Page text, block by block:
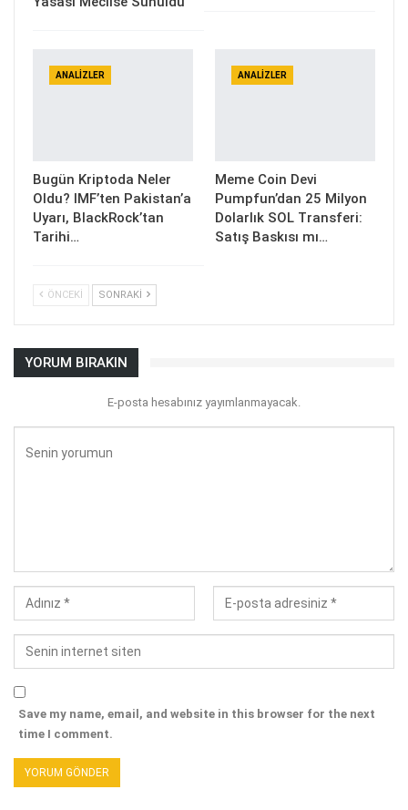
ANALIZLER
Bugün Kriptoda Neler
Oldu? IMF’ten Pakistan’a
Uyarı, BlackRock’tan
Tarihi…
ANALIZLER
Meme Coin Devi
Pumpfun’dan 25 Milyon
Dolarlık SOL Transferi:
Satış Baskısı mı…
ÖNCEKI SONRAKI
YORUM BIRAKIN
E-posta hesabınız yayımlanmayacak.
Save my name, email, and website in this browser for the next
time I comment.